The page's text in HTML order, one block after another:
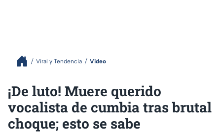
Viral y Tendencia Video
¡De luto! Muere querido
vocalista de cumbia tras brutal
choque; esto se sabe